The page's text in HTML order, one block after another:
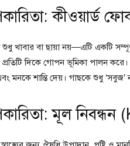
কীওয়ার্ড
খাবার বা ছায়া নয়—এটি একটি সম্পূর্ণ
দিকে গোপন ভূমিকা পালন
মনকে শান্তি দেয়। গাছকে শুধু ‘সবুজ’
মূল